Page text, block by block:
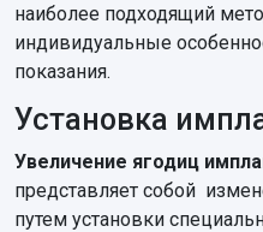
наиболее подходящий
индивидуальные
показания.
Установка
Увеличение ягодиц
представляет собой
путем установки